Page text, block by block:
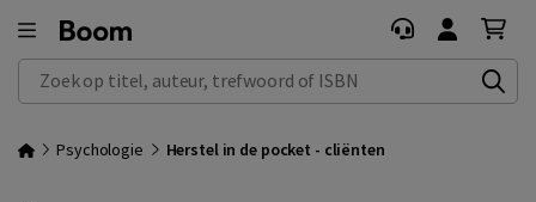
Zoek op titel, auteur, trefwoord of ISBN
Psychologie Herstel in de pocket - cliënten